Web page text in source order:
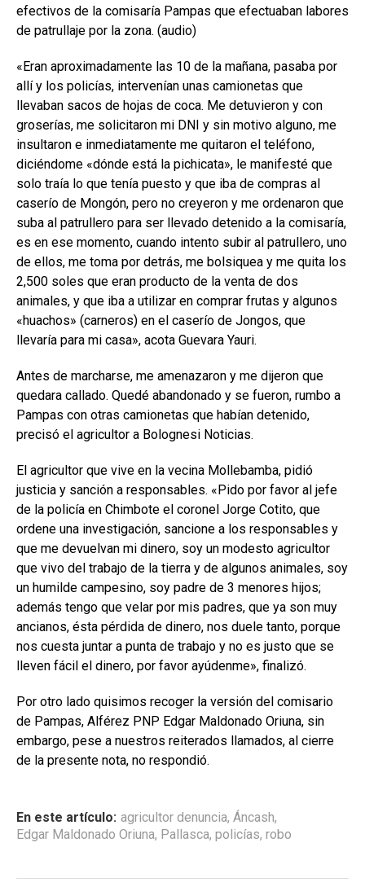
efectivos de la comisaría Pampas que efectuaban labores
de patrullaje por la zona. (audio)
«Eran aproximadamente las 10 de la mañana, pasaba por
allí y los policías, intervenían unas camionetas que
llevaban sacos de hojas de coca. Me detuvieron y con
groserías, me solicitaron mi DNI y sin motivo alguno, me
insultaron e inmediatamente me quitaron el teléfono,
diciéndome «dónde está la pichicata», le manifesté que
solo traía lo que tenía puesto y que iba de compras al
caserío de Mongón, pero no creyeron y me ordenaron que
suba al patrullero para ser llevado detenido a la comisaría,
es en ese momento, cuando intento subir al patrullero, uno
de ellos, me toma por detrás, me bolsiquea y me quita los
2,500 soles que eran producto de la venta de dos
animales, y que iba a utilizar en comprar frutas y algunos
«huachos» (carneros) en el caserío de Jongos, que
llevaría para mi casa», acota Guevara Yauri.
Antes de marcharse, me amenazaron y me dijeron que
quedara callado. Quedé abandonado y se fueron, rumbo a
Pampas con otras camionetas que habían detenido,
precisó el agricultor a Bolognesi Noticias.
El agricultor que vive en la vecina Mollebamba, pidió
justicia y sanción a responsables. «Pido por favor al jefe
de la policía en Chimbote el coronel Jorge Cotito, que
ordene una investigación, sancione a los responsables y
que me devuelvan mi dinero, soy un modesto agricultor
que vivo del trabajo de la tierra y de algunos animales, soy
un humilde campesino, soy padre de 3 menores hijos;
además tengo que velar por mis padres, que ya son muy
ancianos, ésta pérdida de dinero, nos duele tanto, porque
nos cuesta juntar a punta de trabajo y no es justo que se
lleven fácil el dinero, por favor ayúdenme», finalizó.
Por otro lado quisimos recoger la versión del comisario
de Pampas, Alférez PNP Edgar Maldonado Oriuna, sin
embargo, pese a nuestros reiterados llamados, al cierre
de la presente nota, no respondió.
En este artículo: agricultor denuncia, Áncash,
Edgar Maldonado Oriuna, Pallasca, policías, robo